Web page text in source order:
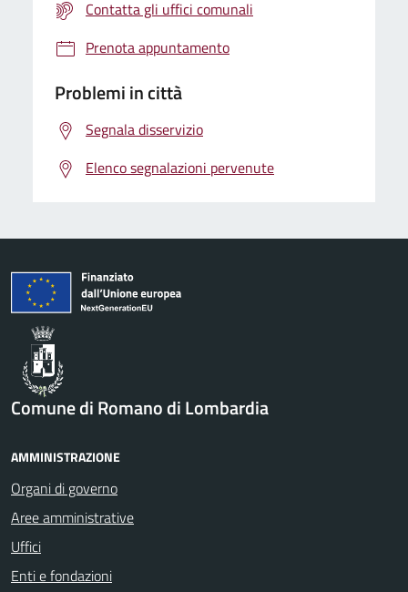
Contatta gli uffici comunali
Prenota appuntamento
Problemi in città
Segnala disservizio
Elenco segnalazioni pervenute
Comune di Romano di Lombardia
AMMINISTRAZIONE
Organi di governo
Aree amministrative
Uffici
Enti e fondazioni